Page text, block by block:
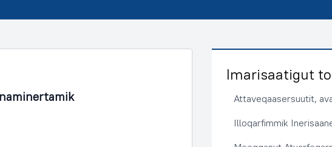
Imarisaatigut
Attaveqaasersuutit,
Illoqarfimmik